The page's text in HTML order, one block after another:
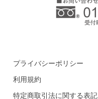
プライバシーポリシー
利用規約
特定商取引法に関する表記